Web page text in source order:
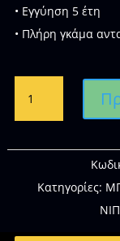
• Εγγύηση 5 έτη
• Πλήρη γκάμα
ART
BDAR025-
ΧΑΜΗΛΗ
Κατηγορίες: